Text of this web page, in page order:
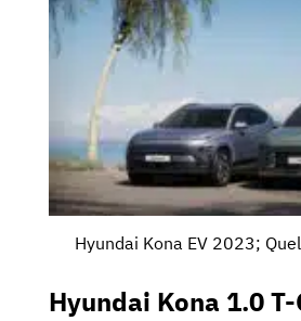
Hyundai Kona EV 2023;
Hyundai Kona 1.0